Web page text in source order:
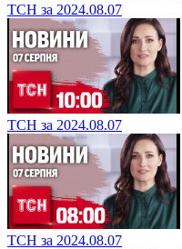
ТСН за 2024.08.07
ТСН за 2024.08.07
ТСН за 2024.08.07